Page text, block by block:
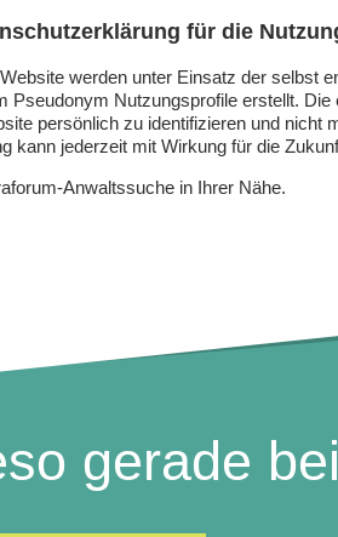
für die
werden unter Einsatz der selbst
Pseudonym Nutzungsprofile erstellt.
persönlich zu identifizieren und nicht
kann jederzeit mit Wirkung für die
Anwaltssuche in Ihrer Nähe.
gerade